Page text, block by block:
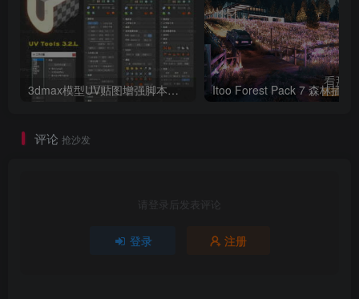
3dmax模型UV贴图增强脚本插件工具UVTools 3.2L 汉化破解版 For 3dmax2014~2023
评论 抢沙发
请登录后发表评论
登录 注册